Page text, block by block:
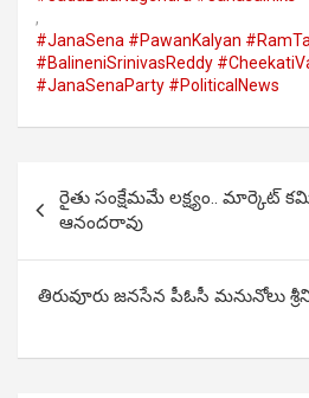
,
#JanaSena #PawanKalyan
#BalineniSrinivasReddy
#JanaSenaParty #PoliticalNews
navigation
రైతు సంక్షేమమే లక్ష్యం.. మార్కెట్
ఆనందరావు
తిరువూరు జనసేన పీఓసీ మనునోలు